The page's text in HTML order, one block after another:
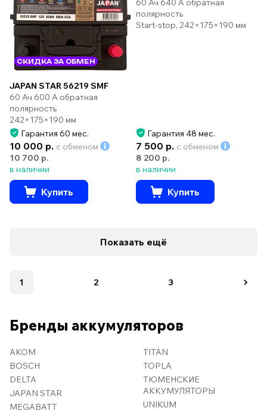
СКИДКА ЗА ОБМЕН
JAPAN STAR 56219 SMF
60 Ач 600 А обратная
полярность
242×175×190 мм
Гарантия 60 мес.
10 000 р. с обменом
10 700 р.
в наличии
Купить
60 Ач 640 А обратная
полярность
Start-stop, 242×175×190 мм
Гарантия 48 мес.
7 500 р. с обменом
8 200 р.
в наличии
Купить
Показать ещё
1 2 3
Бренды аккумуляторов
AKOM
BOSCH
DELTA
JAPAN STAR
MEGABATT
TITAN
TOPLA
ТЮМЕНСКИЕ
АККУМУЛЯТОРЫ
UNIKUM